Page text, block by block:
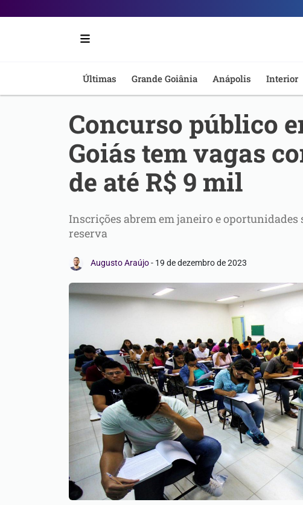
Portal
Notícias
Anápolis
Últimas Grande Goiânia Anápolis Interior
Concurso público
Goiás tem vagas
de até R$ 9 mil
Inscrições abrem em janeiro e oportunidades
reserva
Augusto Araújo- 19 de dezembro de 2023